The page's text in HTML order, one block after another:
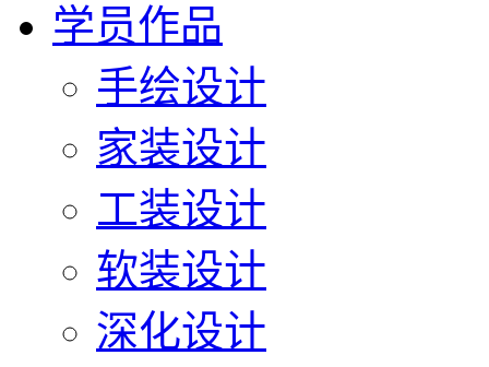
学员作品
手绘设计
家装设计
工装设计
软装设计
深化设计